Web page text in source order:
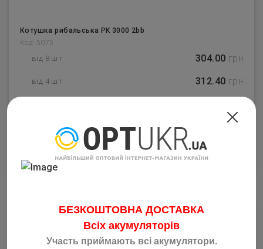
Котушка рибальська PK 3000 2bb
Код: 5075
від 8 шт 304.00 грн
від 4 шт 312.40 грн
від 1 шт
1 + Товар закончился
ЗакінчивсяБЕЗКОШТОВНА ДОСТАВКА
Всіх акумуляторів
Участь приймають всі акумулятори.